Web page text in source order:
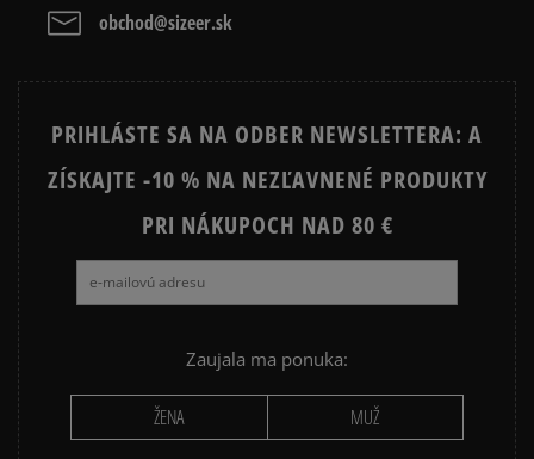
obchod@sizeer.sk
PRIHLÁSTE SA NA ODBER NEWSLETTERA: A
ZÍSKAJTE -10 % NA NEZĽAVNENÉ PRODUKTY
PRI NÁKUPOCH NAD 80 €
Zaujala ma ponuka:
ŽENA MUŽ